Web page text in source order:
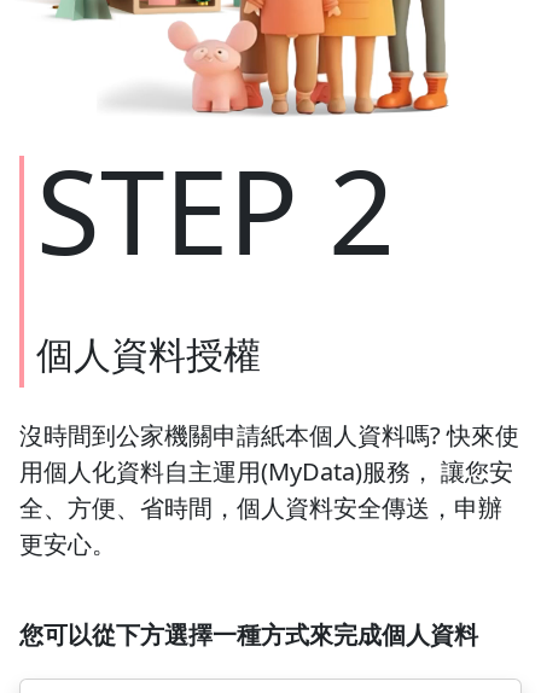
STEP 2
個人資料授權
沒時間到公家機關申請紙本個人資料嗎? 快來使
用個人化資料自主運用(MyData)服務， 讓您安
全、方便、省時間，個人資料安全傳送，申辦
更安心。
您可以從下方選擇一種方式來完成個人資料